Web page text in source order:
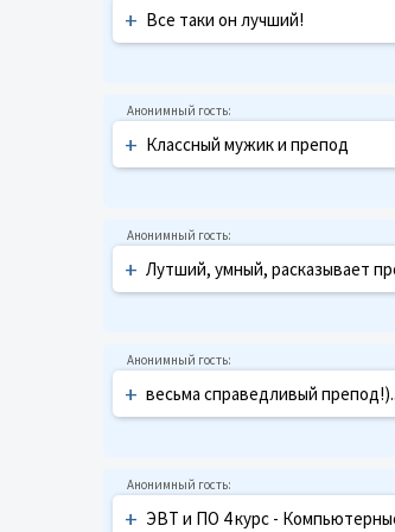
+ Все таки он лучший!
+ Классный мужик и препод
+ Лутший, умный, расказывает
+ весьма справедливый
+ ЭВТ и ПО 4 курс -